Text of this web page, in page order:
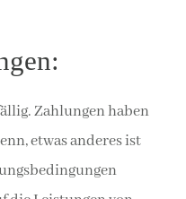
Zahlungen haben
etwas anderes ist